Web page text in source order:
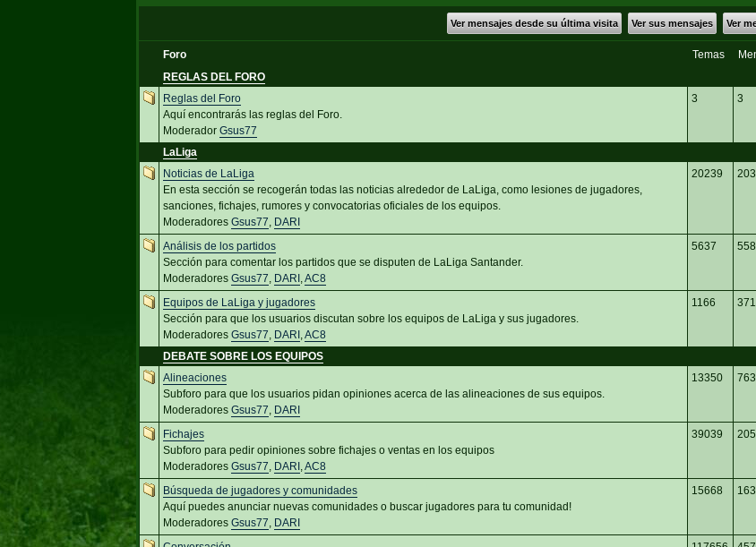
Ver mensajes desde su última visita Ver sus mensajes Ver
Foro Temas
REGLAS DEL FORO
Reglas del Foro
Aquí encontrarás las reglas del Foro.
Moderador Gsus77
3 3
LaLiga
Noticias de LaLiga
En esta sección se recogerán todas las noticias alrededor de LaLiga, como lesiones de jugadores,
sanciones, fichajes, rumores y convocatorias oficiales de los equipos.
Moderadores Gsus77, DARI
20239
Análisis de los partidos
Sección para comentar los partidos que se disputen de LaLiga Santander.
Moderadores Gsus77, DARI ,AC8
5637
Equipos de LaLiga y jugadores
Sección para que los usuarios discutan sobre los equipos de LaLiga y sus jugadores.
Moderadores Gsus77, DARI ,AC8
1166
DEBATE SOBRE LOS EQUIPOS
Alineaciones
Subforo para que los usuarios pidan opiniones acerca de las alineaciones de sus equipos.
Moderadores Gsus77, DARI
13350
Fichajes
Subforo para pedir opiniones sobre fichajes o ventas en los equipos
Moderadores Gsus77, DARI ,AC8
39039
Búsqueda de jugadores y comunidades
Aquí puedes anunciar nuevas comunidades o buscar jugadores para tu comunidad!
Moderadores Gsus77, DARI
15668